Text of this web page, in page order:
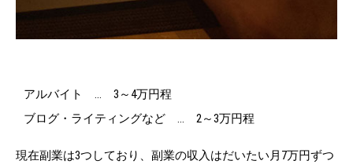
アルバイト … 3～4万円程
ブログ・ライティングなど … 2～3万円程
現在副業は3つしており、副業の収入はだいたい月7万円ずつ